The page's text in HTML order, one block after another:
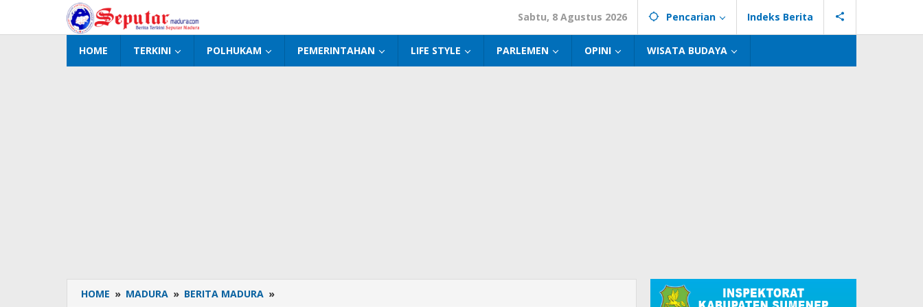
konten
Sabtu, 8 Agustus 2026 Pencarian Indeks Berita
HOME TERKINI POLHUKAM PEMERINTAHAN LIFE STYLE PARLEMEN OPINI WISATA BUDAYA
HOME » MADURA » BERITA MADURA »